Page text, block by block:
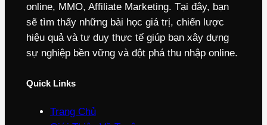
online, MMO, Affiliate Marketing. Tại đây, bạn
sẽ tìm thấy những bài học giá trị, chiến lược
hiệu quả và tư duy thực tế giúp bạn xây dựng
sự nghiệp bền vững và đột phá thu nhập online.
Quick Links
Trang Chủ